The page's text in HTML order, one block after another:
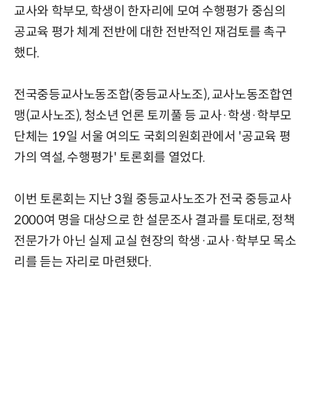
교사와 학부모, 학생이 한자리에 모여 수행평가 중심의
공교육 평가 체계 전반에 대한 전반적인 재검토를 촉구
했다.
전국중등교사노동조합(중등교사노조), 교사노동조합연
맹(교사노조), 청소년 언론 토끼풀 등 교사·학생·학부모
단체는 19일 서울 여의도 국회의원회관에서 '공교육 평
가의 역설, 수행평가' 토론회를 열었다.
이번 토론회는 지난 3월 중등교사노조가 전국 중등교사
2000여 명을 대상으로 한 설문조사 결과를 토대로, 정책
전문가가 아닌 실제 교실 현장의 학생·교사·학부모 목소
리를 듣는 자리로 마련됐다.